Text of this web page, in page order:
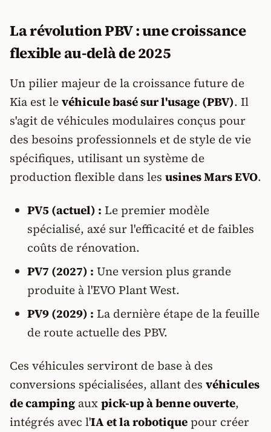
La révolution PBV : une croissance
flexible au-delà de 2025
Un pilier majeur de la croissance future de
Kia est levéhicule basé sur l'usage (PBV). Il
s'agit de véhicules modulaires conçus pour
des besoins professionnels et de style de vie
spécifiques, utilisant un système de
production flexible dans les usines Mars EVO.
PV5 (actuel) : Le premier modèle
spécialisé, axé sur l'efficacité et de faibles
coûts de rénovation.
PV7 (2027) : Une version plus grande
produite à l'EVO Plant West.
PV9 (2029) : La dernière étape de la feuille
de route actuelle des PBV.
Ces véhicules serviront de base à des
conversions spécialisées, allant des véhicules
de camping auxpick-up à benne ouverte,
intégrés avec l'IA et la robotiquepour créer